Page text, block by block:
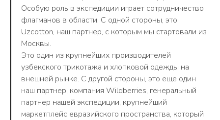
Особую роль в экспедиции играет сотрудничество
флагманов в области. С одной стороны, это
Uzcotton, наш партнер, с которым мы стартовали из
Москвы.
Это один из крупнейших производителей
узбекского трикотажа и хлопковой одежды на
внешней рынке. С другой стороны, это еще один
наш партнер, компания Wildberries, генеральный
партнер нашей экспедиции, крупнейший
маркетплейс евразийского пространства, который